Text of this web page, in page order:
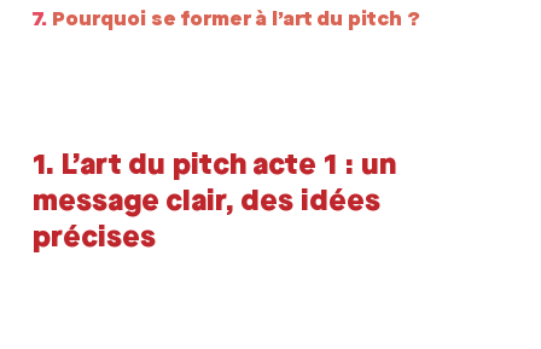
7.Pourquoi se former à l’art du pitch ?
1. L’art du pitch acte 1 : un
message clair, des idées
précises